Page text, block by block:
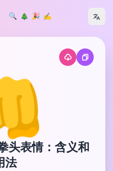
🔍 🎄 🎉 ✍️
头表情：含义和
法